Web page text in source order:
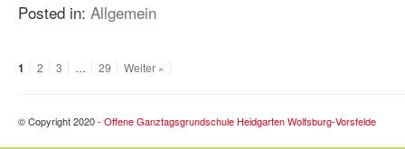
Posted in: Allgemein
1 2 3 … 29 Weiter »
© Copyright 2020 - Offene Ganztagsgrundschule Heidgarten Wolfsburg-Vorsfelde